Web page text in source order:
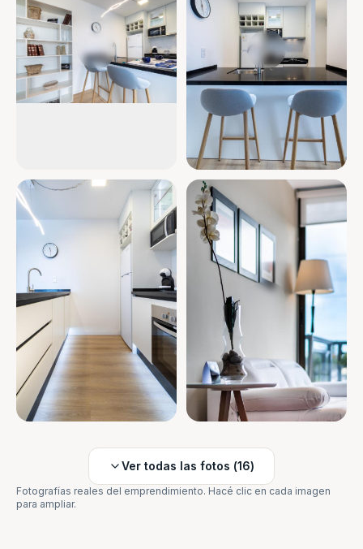
Ver todas las fotos (16)
Fotografías reales del emprendimiento. Hacé clic en cada imagen
para ampliar.